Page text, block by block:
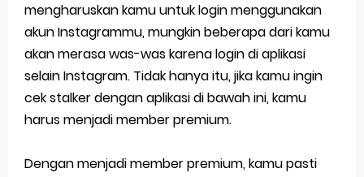
mengharuskan kamu untuk login menggunakan
akun Instagrammu, mungkin beberapa dari kamu
akan merasa was-was karena login di aplikasi
selain Instagram. Tidak hanya itu, jika kamu ingin
cek stalker dengan aplikasi di bawah ini, kamu
harus menjadi member premium.
Dengan menjadi member premium, kamu pasti